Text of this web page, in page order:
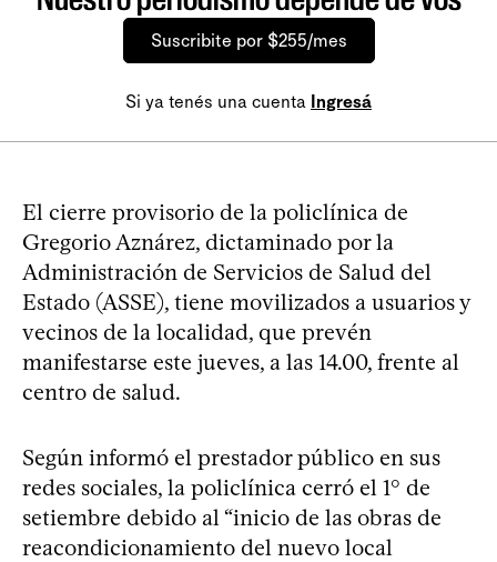
Suscribite por $255/mes
Si ya tenés una cuenta Ingresá
El cierre provisorio de la policlínica de
Gregorio Aznárez, dictaminado por la
Administración de Servicios de Salud del
Estado (ASSE), tiene movilizados a usuarios y
vecinos de la localidad, que prevén
manifestarse este jueves, a las 14.00, frente al
centro de salud.
Según informó el prestador público en sus
redes sociales, la policlínica cerró el 1° de
setiembre debido al “inicio de las obras de
reacondicionamiento del nuevo local